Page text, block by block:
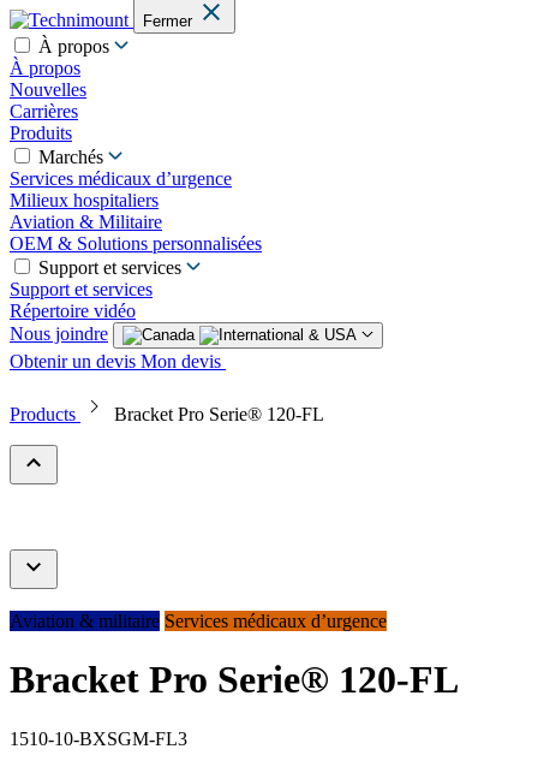
Fermer
À propos
À propos
Nouvelles
Carrières
Produits
Marchés
Services médicaux d’urgence
Milieux hospitaliers
Aviation & Militaire
OEM & Solutions personnalisées
Support et services
Support et services
Répertoire vidéo
Nous joindre
Obtenir un devis Mon devis
Products Bracket Pro Serie® 120-FL
Aviation & militaire Services médicaux d’urgence
Bracket Pro Serie® 120-FL
1510-10-BXSGM-FL3